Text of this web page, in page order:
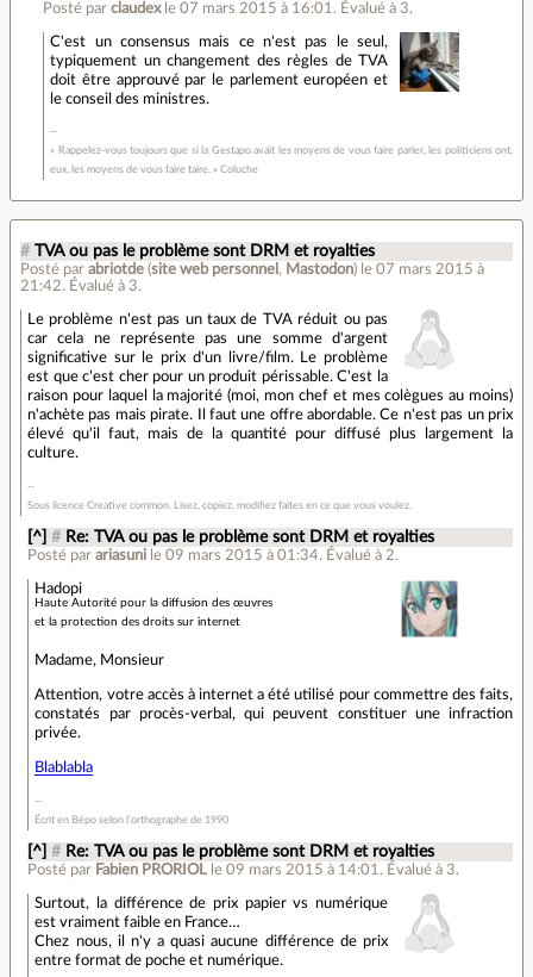
Posté parclaudex le 07 mars 2015 à 16:01 . Évalué à 3.
C'est un consensus mais ce n'est pas le seul,
typiquement un changement des règles de TVA
doit être approuvé par le parlement européen et
le conseil des ministres.
« Rappelez-vous toujours que si la Gestapo avait les moyens de vous faire parler, les politiciens ont,
eux, les moyens de vous faire taire. » Coluche
# TVA ou pas le problème sont DRM et royalties
Posté par abriotde (site web personnel , Mastodon) le 07 mars 2015 à
21:42. Évalué à 3.
Le problème n'est pas un taux de TVA réduit ou pas
car cela ne représente pas une somme d'argent
significative sur le prix d'un livre/film. Le problème
est que c'est cher pour un produit périssable. C'est la
raison pour laquel la majorité (moi, mon chef et mes colègues au moins)
n'achète pas mais pirate. Il faut une offre abordable. Ce n'est pas un prix
élevé qu'il faut, mais de la quantité pour diffusé plus largement la
culture.
Sous licence Creative common. Lisez, copiez, modifiez faites en ce que vous voulez.
[^] # Re: TVA ou pas le problème sont DRM et royalties
Posté parariasuni le 09 mars 2015 à 01:34. Évalué à 2.
Hadopi
Haute Autorité pour la diffusion des œuvres
et la protection des droits sur internet
Madame, Monsieur
Attention, votre accès à internet a été utilisé pour commettre des faits,
constatés par procès-verbal, qui peuvent constituer une infraction
privée.
Blablabla
Écrit en Bépo selon l’orthographe de 1990
[^] # Re: TVA ou pas le problème sont DRM et royalties
Posté par Fabien PRORIOL le 09 mars 2015 à 14:01 . Évalué à 3.
Surtout, la différence de prix papier vs numérique
est vraiment faible en France…
Chez nous, il n'y a quasi aucune différence de prix
entre format de poche et numérique.